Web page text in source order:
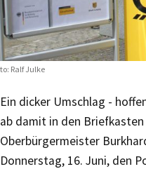
Ralf Julke
Ein dicker Umschlag -
ab damit in den
Oberbürgermeister
Donnerstag, 16. Juni, den